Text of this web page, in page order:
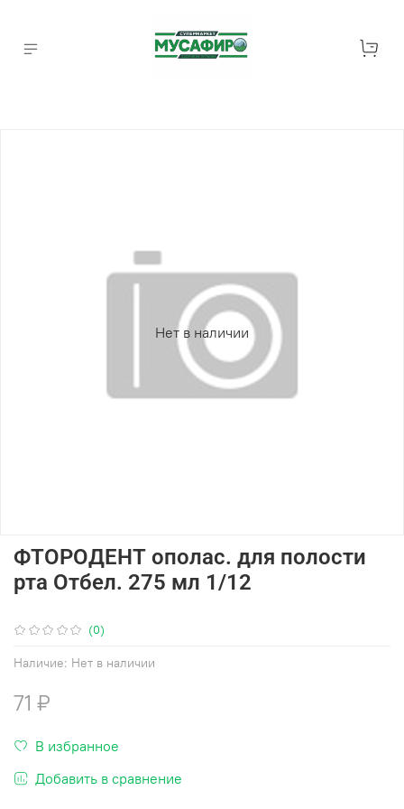
Нет в наличии
(0)
Наличие: Нет в наличии
ФТОРОДЕНТ ополас. для полости
рта Отбел. 275 мл 1/12
71 ₽
В избранное
Добавить в сравнение